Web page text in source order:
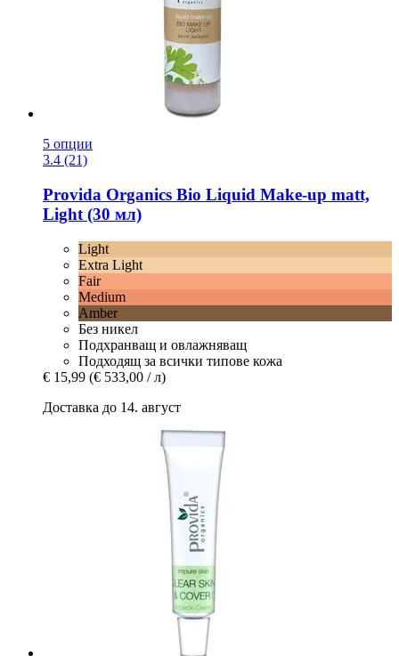
5 опции
3.4 (21)
Provida Organics Bio Liquid Make-​up matt,
Light (30 мл)
Light
Extra Light
Fair
Medium
Amber
Без никел
Подхранващ и овлажняващ
Подходящ за всички типове кожа
€ 15,99 (€ 533,00 / л)
Доставка до 14. август